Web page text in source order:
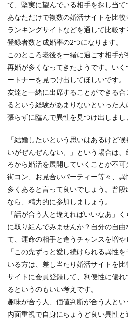
て、堅実に望んでいる相手を探し当て
あなただけで複数の婚活サイトを比較
ランキングサイトなどを通して比較
登録者数と成婚率の2つになります。
このところ老後を一緒に過ごす相手
再婚が多くなってきたようです。い
ートナーを見つけ出してほしいです。
友達と一緒に出席することができる
るという経験があまりないといった
張らずに臨んで異性を見つけ出しまし
「結婚したいという思いはあるけど
いがぜんぜんない。」という場合は、
ろから婚活を展開していくことが不可
街コン、お見合いパーティー等々、
多くあると言って良いでしょう。普
なら、精力的に参加しましょう。
「話が合う人と逢えればいいなあ」
に取り組んでみませんか？自分の自
て、運命の相手と逢うチャンスを増や
「この先ずっと愛し続けられる異性
いる方は、差し当たり婚活サイトを
サイトに会員登録して、利便性に優
るというのもいい考えです。
趣味が合う人、価値判断が合う人と
内面重視で自身にちょうど良い異性